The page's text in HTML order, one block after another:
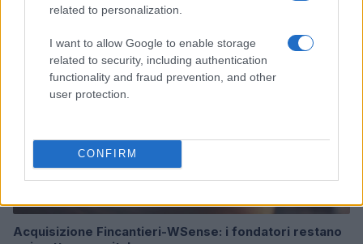
related to personalization.
I want to allow Google to enable storage
related to security, including authentication
functionality and fraud prevention, and other
user protection.
CONFIRM
B2B NEWS
Acquisizione Fincantieri-WSense: i fondatori restano